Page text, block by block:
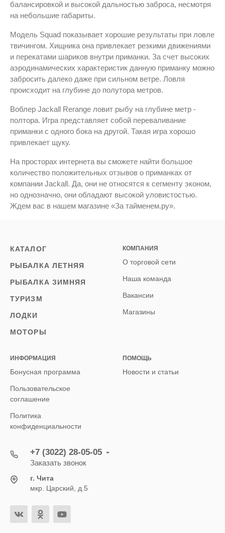
балансировкой и высокой дальностью заброса, несмотря
на небольшие габариты.
Модель Squad показывает хорошие результаты при ловле
твичингом. Хищника она привлекает резкими движениями
и перекатами шариков внутри приманки. За счет высоких
аэродинамических характеристик данную приманку можно
забросить далеко даже при сильном ветре. Ловля
происходит на глубине до полутора метров.
Воблер Jackall Rerange ловит рыбу на глубине метр -
полтора. Игра представляет собой переваливание
приманки с одного бока на другой. Такая игра хорошо
привлекает щуку.
На просторах интернета вы сможете найти большое
количество положительных отзывов о приманках от
компании Jackall. Да, они не относятся к сегменту эконом,
но однозначно, они обладают высокой уловистостью.
Ждем вас в нашем магазине «За тайменем.ру».
КАТАЛОГ
РЫБАЛКА ЛЕТНЯЯ
РЫБАЛКА ЗИМНЯЯ
ТУРИЗМ
ЛОДКИ
МОТОРЫ
КОМПАНИЯ
О торговой сети
Наша команда
Вакансии
Магазины
ИНФОРМАЦИЯ
Бонусная программа
Пользовательское
соглашение
Политика
конфиденциальности
ПОМОЩЬ
Новости и статьи
+7 (3022) 28-05-05
Заказать звонок
г. Чита
мкр. Царский, д.5